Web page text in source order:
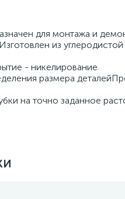
для монтажа и
из углеродистой
- никелирование
размера
на точно заданное